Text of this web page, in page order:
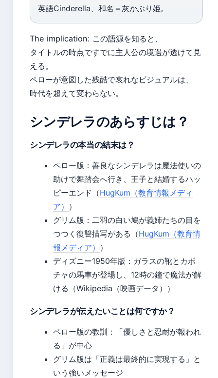
英語Cinderella、和名＝灰かぶり姫。
The implication: この語源を知ると、
タイトルの時点ですでに主人公の境遇が透けて見
える。
ペローが意図した残酷で哀れなビジュアルは、
時代を超えて変わらない。
シンデレラのあらすじは？
シンデレラの本当の結末は？
ペロー版：善良なシンデレラは魔法使いの
助けで舞踏会へ行き、王子と結婚するハッ
ピーエンド（HugKum（教育情報メディ
ア） ）
グリム版：二羽の白い鳩が義姉たちの目を
つつく復讐描写がある（HugKum（教育情
報メディア） ）
ディズニー1950年版：ガラスの靴とカボ
チャの馬車が登場し、12時の鐘で魔法が解
ける（Wikipedia（映画データ））
シンデレラが伝えたいことは何ですか？
ペロー版の教訓：「優しさと忍耐が報われ
る」が中心
グリム版は「正義は最終的に実現する」と
いう強いメッセージ